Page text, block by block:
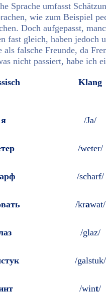
Sprache umfasst
wie zum Beispiel
Doch aufgepasst,
fast gleich, haben jedoch
als falsche Freunde, da
nicht passiert, habe ich
Klang
я /Ja/
/weter/
/scharf/
/krawat/
/glaz/
/galstuk/
/wint/